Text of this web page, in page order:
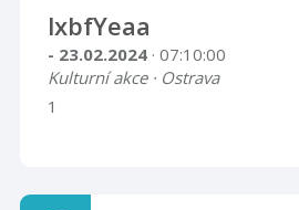
lxbfYeaa
- 23.02.2024 · 07:10:00
Kulturní akce · Ostrava
1